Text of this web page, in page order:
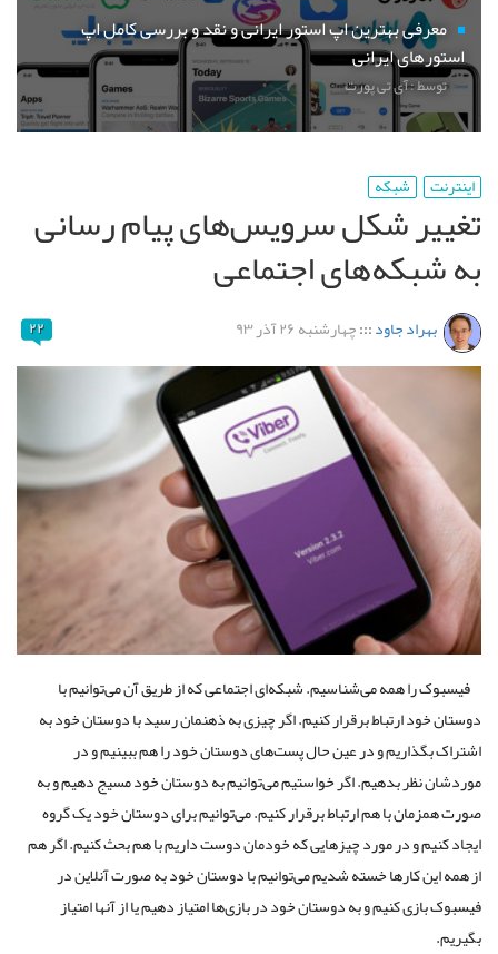
معرفی بهترین اپ استور ایرانی و نقد و بررسی کامل اپ
استورهای ایرانی
توسط : آی تی پورت
اینترنت شبکه
تغییر شکل سرویس‌های پیام رسانی
به شبکه‌های اجتماعی
بهراد جاود:::چهارشنبه ۲۶ آذر ۹۳ ۲۲
فیسبوک را همه می‌شناسیم. شبکه‌ای اجتماعی که از طریق آن می‌توانیم با
دوستان خود ارتباط برقرار کنیم. اگر چیزی به ذهنمان رسید با دوستان خود به
اشتراک بگذاریم و در عین حال پست‌های دوستان خود را هم ببینیم و در
موردشان نظر بدهیم. اگر خواستیم می‌توانیم به دوستان خود مسیج دهیم و به
صورت همزمان با هم ارتباط برقرار کنیم. می‌توانیم برای دوستان خود یک گروه
ایجاد کنیم و در مورد چیزهایی که خودمان دوست داریم با هم بحث کنیم. اگر هم
از همه این کارها خسته شدیم می‌توانیم با دوستان خود به صورت آنلاین در
فیسبوک بازی کنیم و به دوستان خود در بازی‌ها امتیاز دهیم یا از آنها امتیاز
بگیریم.